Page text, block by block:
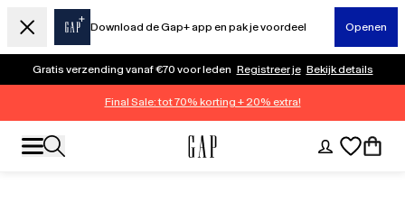
Download de Gap+ app en pak je voordeel Openen
Gratis verzending vanaf €70 voor leden Registreer je Bekijk details
Final Sale: tot 70% korting + 20% extra!